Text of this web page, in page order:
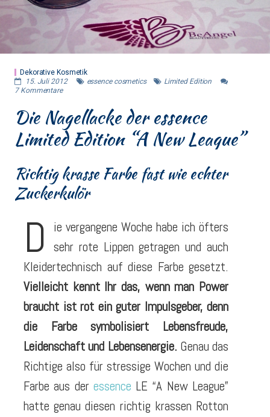
Dekorative Kosmetik
15. Juli 2012
essence cosmetics
Limited Edition
7 Kommentare
Die Nagellacke der essence
Limited Edition “A New League”
Richtig krasse Farbe fast wie echter
Zuckerkulör
D
ie vergangene Woche habe ich öfters
sehr rote Lippen getragen und auch
Kleidertechnisch auf diese Farbe gesetzt.
Vielleicht kennt Ihr das, wenn man Power
braucht ist rot ein guter Impulsgeber, denn
die Farbe symbolisiert Lebensfreude,
Leidenschaft und Lebensenergie. Genau das
Richtige also für stressige Wochen und die
Farbe aus der essence LE “A New League”
hatte genau diesen richtig krassen Rotton